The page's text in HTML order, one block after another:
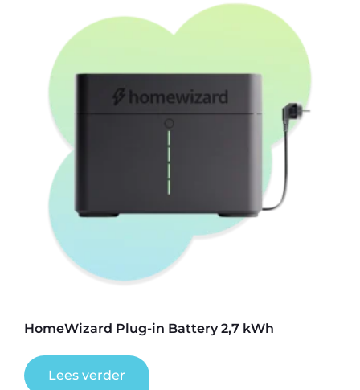
HomeWizard Plug-in Battery 2,7 kWh
Lees verder